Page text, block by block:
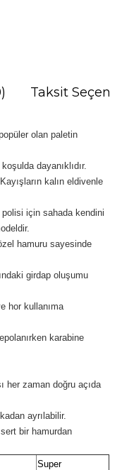
Taksit
olan paletin
dayanıklıdır.
kalın eldivenle
için sahada kendini
hamuru sayesinde
girdap oluşumu
hor kullanıma
karabine
her zaman doğru açıda
ayrılabilir.
bir hamurdan
Super